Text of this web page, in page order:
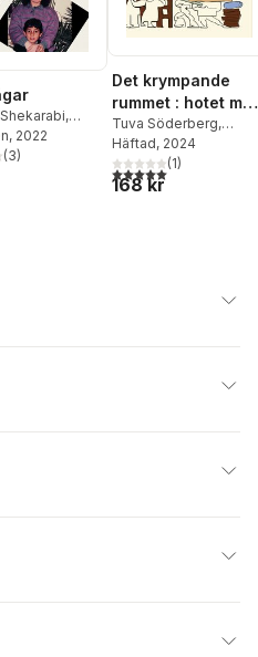
,
, 2022
stjärnor. Totalt antal röster:
(3)
Det krympande
rummet : hotet mot
civilsamhället
Tuva Söderberg,
Jesper Bengtsson
Häftad, 2024
5,0utav 5 stjärnor.
(1)
168 kr